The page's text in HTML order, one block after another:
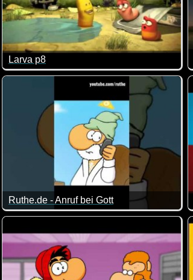
besten ist dann der Blick, wenn realisiert
Larva p8
Zwei richtig nette Kurzfilme von Larva.
"Last Christmas" :-))
Ruthe.de - Anruf bei Gott
Da hat Noah wirklich ein kleines Problem